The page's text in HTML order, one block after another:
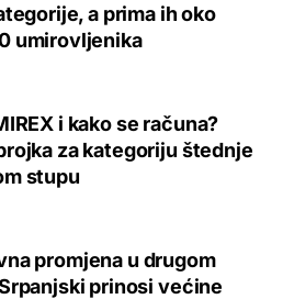
a prima ih oko
umirovljenika
i kako se računa?
za kategoriju štednje
stupu
promjena u drugom
prinosi većine